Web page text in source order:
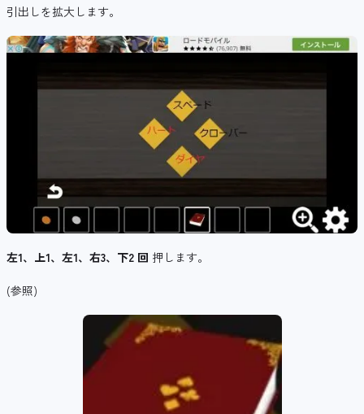
引出しを拡大します。
左1、上1、左1、右3、下2 回 押します。
(参照)